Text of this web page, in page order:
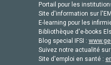
Portail pour les
Site d'information sur
E-learning pour les
Bibliothèque d'e-books
Blog special IFSI :
Suivez notre actualité
Site d'emploi en santé :